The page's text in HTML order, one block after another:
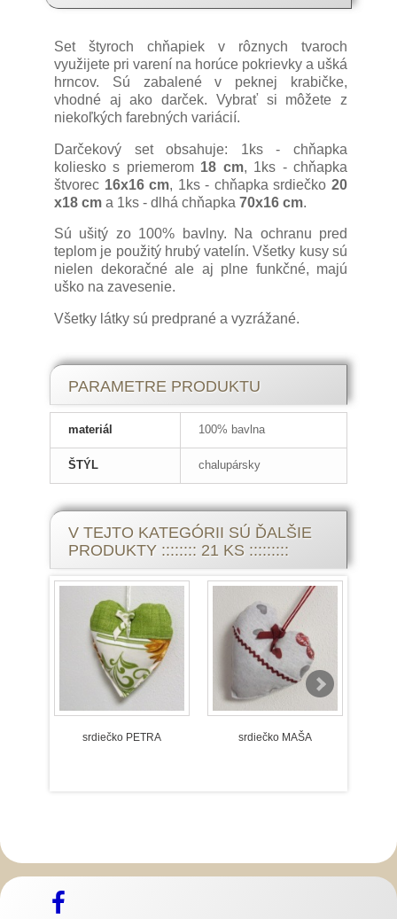
Set štyroch chňapiek v rôznych tvaroch
využijete pri varení na horúce pokrievky a ušká
hrncov. Sú zabalené v peknej krabičke,
vhodné aj ako darček. Vybrať si môžete z
niekoľkých farebných variácií.
Darčekový set obsahuje: 1ks - chňapka
koliesko s priemerom 18 cm, 1ks - chňapka
štvorec 16x16 cm, 1ks - chňapka srdiečko20
x18 cm a 1ks - dlhá chňapka 70x16 cm.
Sú ušitý zo 100% bavlny. Na ochranu pred
teplom je použitý hrubý vatelín. Všetky kusy sú
nielen dekoračné ale aj plne funkčné, majú
uško na zavesenie.
Všetky látky sú predprané a vyzrážané.
PARAMETRE PRODUKTU
materiál 100% bavlna
ŠTÝL chalupársky
V TEJTO KATEGÓRII SÚ ĎALŠIE
PRODUKTY :::::::: 21 KS :::::::::
srdiečko PETRA srdiečko MAŠA